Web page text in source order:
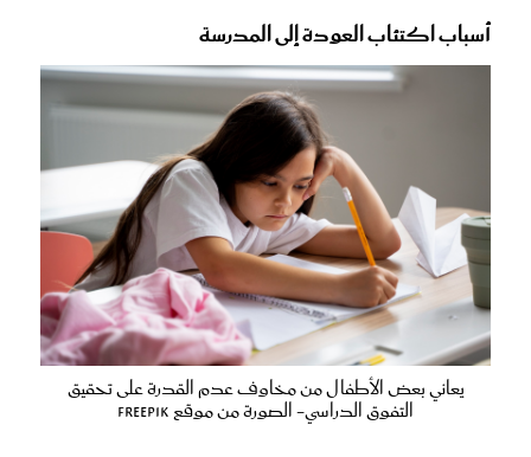
أسباب اكتئاب العودة إلى المدرسة
يعاني بعض الأطفال من مخاوف عدم القدرة على تحقيق
التفوق الدراسي- الصورة من موقع Freepik